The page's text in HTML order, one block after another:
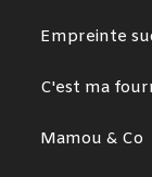
Empreinte
C'est ma
Mamou & Co